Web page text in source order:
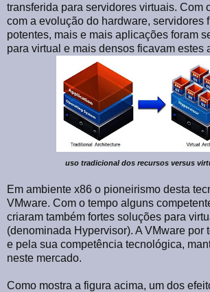
transferida para servidores virtuais. Com
com a evolução do hardware, servidores
potentes, mais e mais aplicações foram
para virtual e mais densos ficavam estes
uso tradicional dos recursos versus
Em ambiente x86 o pioneirismo desta
VMware. Com o tempo alguns
criaram também fortes soluções para
(denominada Hypervisor). A VMware por
e pela sua competência tecnológica,
neste mercado.
Como mostra a figura acima, um dos